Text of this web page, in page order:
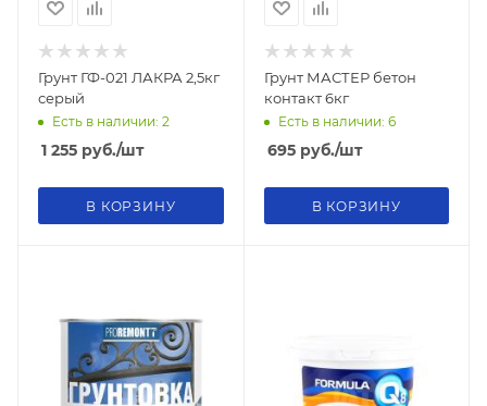
Грунт ГФ-021 ЛАКРА 2,5кг
серый
Есть в наличии: 2
1 255 руб./шт
В КОРЗИНУ
Грунт МАСТЕР бетон
контакт 6кг
Есть в наличии: 6
695руб./шт
В КОРЗИНУ